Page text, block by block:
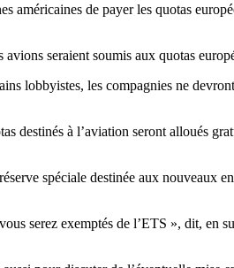
américaines de payer les quotas
seraient soumis aux quotas
lobbyistes, les compagnies ne
destinés à l’aviation seront alloués
spéciale destinée aux nouveaux
serez exemptés de l’ETS », dit, en